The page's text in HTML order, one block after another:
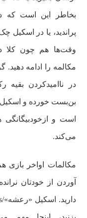
بخاطر این است که
پراندید، یا در اسکیل
وقت‌ها هم چون کلا
مکالمه را ادامه
در ناامیدکردن بقیه
بن‌بست خورده و
است و ازخودبیگانگی
می‌کند.
مکالمات اواخر بازی
آوردن از خودتان